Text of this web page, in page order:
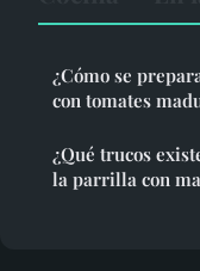
¿Cómo se
con tomates
¿Qué trucos
la parrilla con